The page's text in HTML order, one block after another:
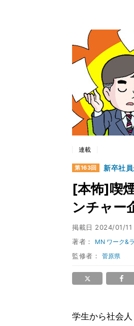
連載
第163回 新卒社
[本怖]喫
ンチャー
掲載日 2024/01/11
著者： MN ワーク&
監修者： 菅原県
学生から社会